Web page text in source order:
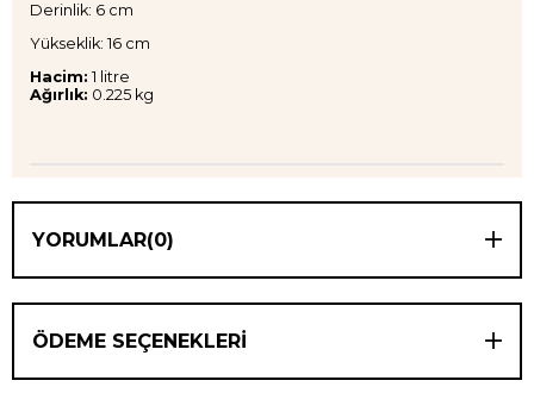
Derinlik: 6 cm
Yükseklik: 16 cm
Hacim: 1 litre
Ağırlık: 0.225 kg
YORUMLAR(0)
ÖDEME SEÇENEKLERI